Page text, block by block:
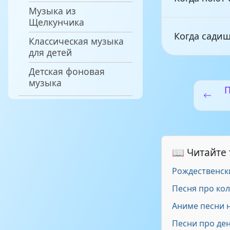
Музыка из
Щелкунчика
Классическая музыка
для детей
Детская фоновая
музыка
Когда
Знай ПДД
ПДД
Дорожный
Правила
📖 Читайте
Песня про
Аниме песни
Песни про